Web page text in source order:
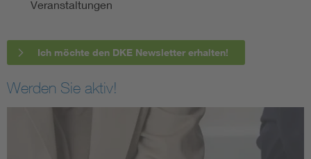
Veranstaltungen
Ich möchte den DKE Newsletter erhalten!
Werden Sie aktiv!